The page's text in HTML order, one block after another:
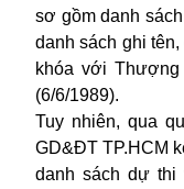
sơ gồm danh
danh sách ghi
khóa với Thượng
(6/6/1989).
Tuy nhiên, qua
GD&ĐT TP.HCM
danh sách dự thi